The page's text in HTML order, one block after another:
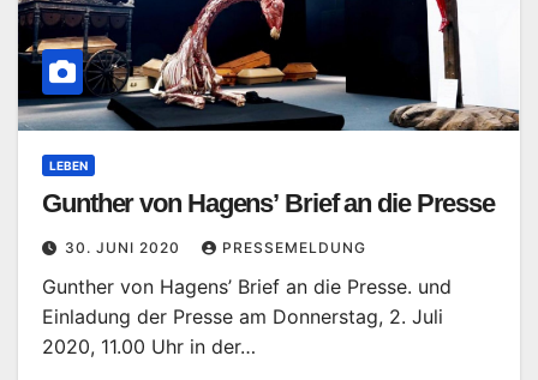
LEBEN
Gunther von Hagens’ Brief an die Presse
30. JUNI 2020 PRESSEMELDUNG
Gunther von Hagens’ Brief an die Presse. und
Einladung der Presse am Donnerstag, 2. Juli
2020, 11.00 Uhr in der…